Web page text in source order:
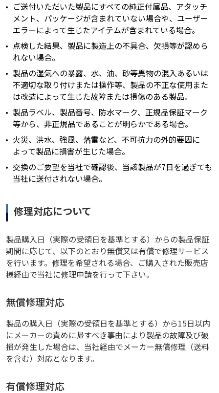
ご送付いただいた製品にすべての純正付属品、アタッチ
メント、パッケージが含まれていない場合や、ユーザー
エラーによって生じたアイテムが含まれている場合。
点検した結果、製品に製造上の不具合、欠損等が認めら
れない場合。
製品の湿気への暴露、水、油、砂等異物の混入あるいは
不適切な取り付けまたは操作等、製品の不正な使用また
は改造によって生じた故障または損傷のある製品。
製品ラベル、製品番号、防水マーク、正規品保証マーク
等から、非正規品であることが明らかである場合。
火災、洪水、強風、落雷など、不可抗力の外的要因に
よって製品に損害が生じた場合。
交換のご要望を当社で確認後、当該製品が7日を過ぎても
当社に送付されない場合。
修理対応について
製品購入日（実際の受領日を基準とする）からの製品保証
期間に応じて、以下のとおり無償又は有償で修理サービス
を行います。修理を希望される場合、ご購入された販売店
様経由で当社に修理申請を行って下さい。
無償修理対応
製品の購入日（実際の受領日を基準とする）から15日以内
にメーカーの責めに帰すべき事由により製品の故障及び破
損が発生した場合は、当社経由でメーカー無償修理（送料
を含む）対応となります。
有償修理対応